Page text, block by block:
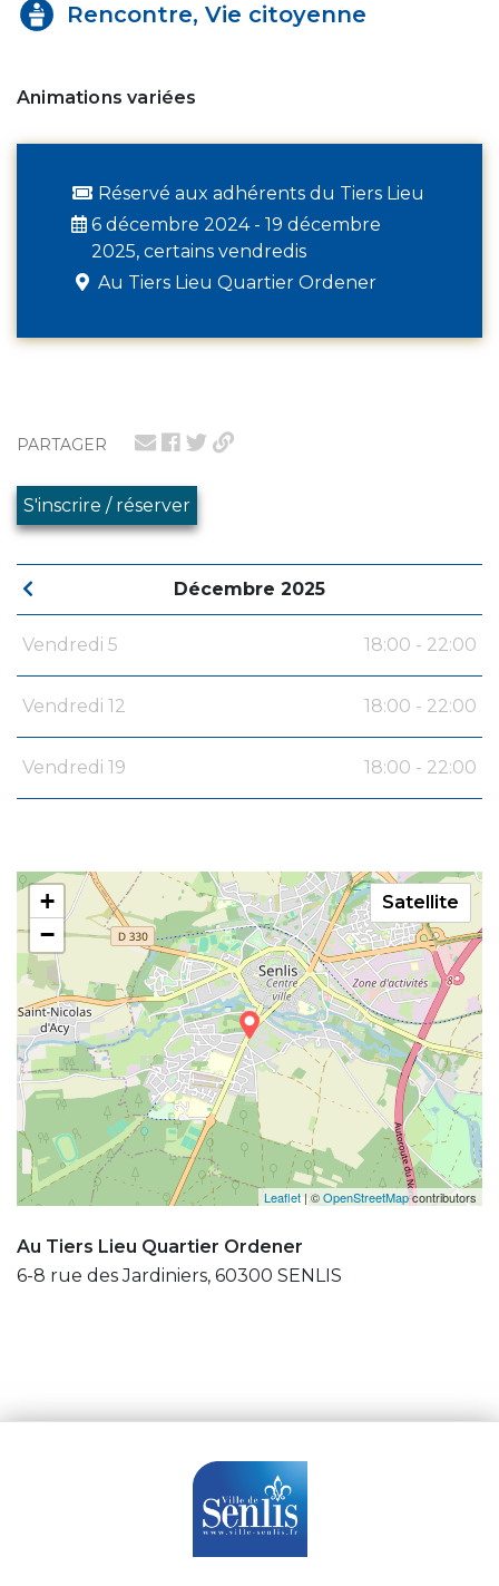
PARTAGER
S'inscrire / réserver
Décembre 2025
Vendredi 5 18:00 - 22:00
Vendredi 12 18:00 - 22:00
Vendredi 19 18:00 - 22:00
+
−
Leaflet | ©OpenStreetMapcontributors
Satellite
Au Tiers Lieu Quartier Ordener
6-8 rue des Jardiniers, 60300 SENLIS
Rencontre, Vie citoyenne
Animations variées
Réservé aux adhérents du Tiers Lieu
6 décembre 2024 - 19 décembre
2025, certains vendredis
Au Tiers Lieu Quartier Ordener